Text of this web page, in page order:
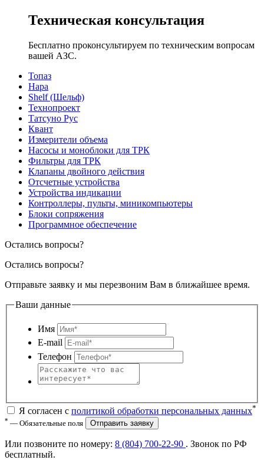
Техническая консультация
Бесплатно проконсультируем по техническим вопросам
вашей АЗС.
Топаз
Нара
Shelf (Шельф)
Технопроект
Татсуно Рус
Квант
Измерители объема
Насосы и моноблоки для ТРК
Фильтры для ТРК
Клапаны двойного действия
Отсчетные устройства
Устройства индикации
Контроллеры, пульты, миникомпьютеры
Блоки сопряжения
Программное обеспечение
Остались вопросы?
Остались вопросы?
Отправьте заявку и мы перезвоним Вам в ближайшее время.
Ваши данные
Имя
E-mail
Телефон
Я согласен с политикой обработки персональных данных*
* — Обязательные поля Отправить заявку
Или позвоните по номеру: 8 (804) 700-22-90 . Звонок по РФ
бесплатный.